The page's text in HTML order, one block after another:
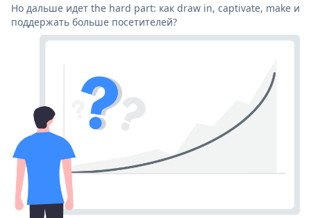
Но дальше идет the hard part: как draw in, captivate, make и
поддержать больше посетителей?